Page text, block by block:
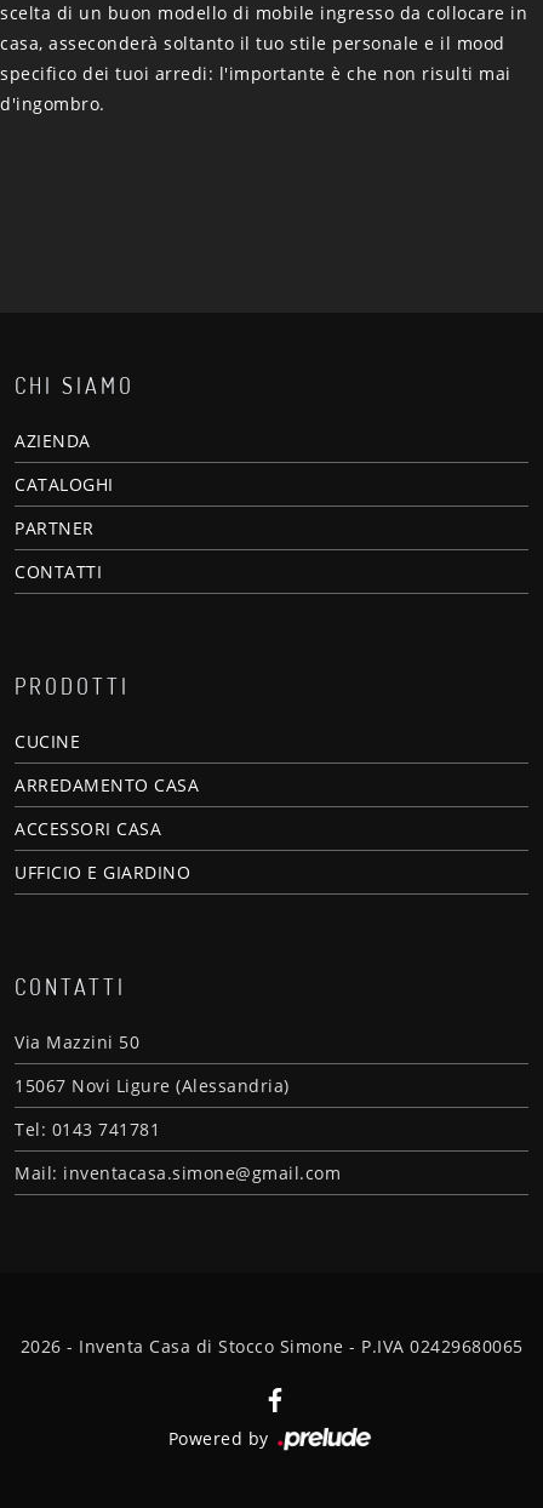
scelta di un buon modello di mobile ingresso da collocare in
casa, asseconderà soltanto il tuo stile personale e il mood
specifico dei tuoi arredi: l'importante è che non risulti mai
d'ingombro.
CHI SIAMO
AZIENDA
CATALOGHI
PARTNER
CONTATTI
PRODOTTI
CUCINE
ARREDAMENTO CASA
ACCESSORI CASA
UFFICIO E GIARDINO
CONTATTI
Via Mazzini 50
15067 Novi Ligure (Alessandria)
Tel: 0143 741781
Mail: inventacasa.simone@gmail.com
2026 - Inventa Casa di Stocco Simone - P.IVA 02429680065
Powered by